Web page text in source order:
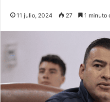
11 julio, 2024 27 1 minuto